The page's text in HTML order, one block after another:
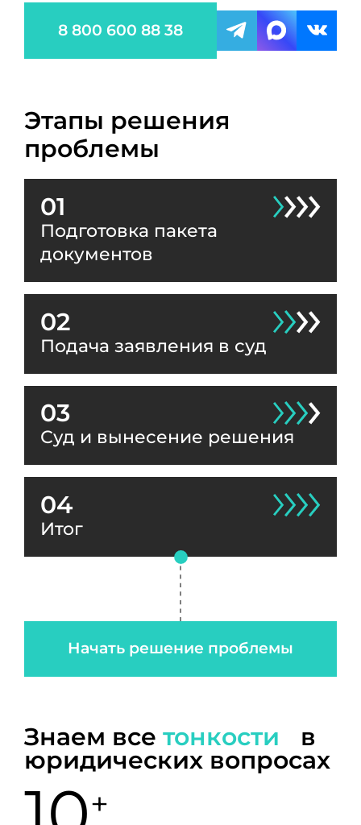
8 800 600 88 38
Этапы решения
проблемы
01
Подготовка пакета
документов
02
Подача заявления в суд
03
Суд и вынесение решения
04
Итог
Начать решение проблемы
Знаем все тонкости в
юридических вопросах
+